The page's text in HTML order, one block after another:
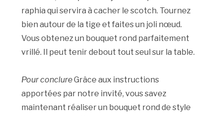
raphia qui servira à cacher le scotch. Tournez
bien autour de la tige et faites un joli nœud.
Vous obtenez un bouquet rond parfaitement
vrillé. Il peut tenir debout tout seul sur la table.
Pour conclureGrâce aux instructions
apportées par notre invité, vous savez
maintenant réaliser un bouquet rond de style